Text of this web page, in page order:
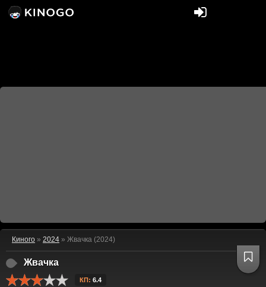
Киного » 2024 » Жвачка (2024)
Жвачка
КП: 6.4